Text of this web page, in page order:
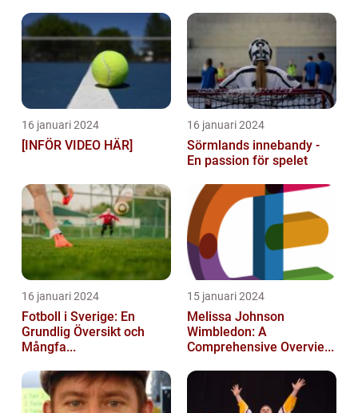
16 januari 2024
[INFÖR VIDEO HÄR]
16 januari 2024
Sörmlands innebandy -
En passion för spelet
16 januari 2024
Fotboll i Sverige: En
Grundlig Översikt och
Mångfa...
15 januari 2024
Melissa Johnson
Wimbledon: A
Comprehensive Overvie...